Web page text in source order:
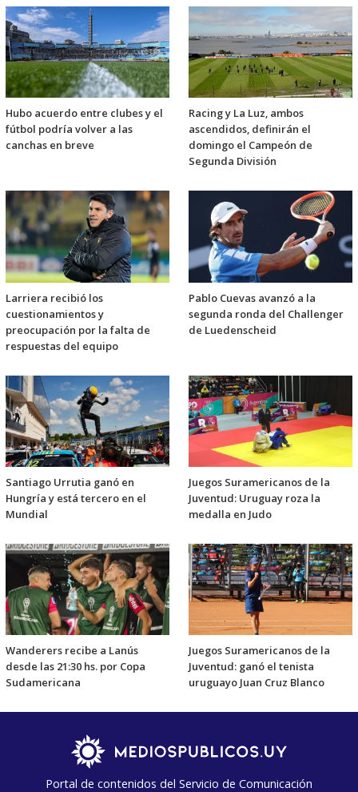
Hubo acuerdo entre clubes y el
fútbol podría volver a las
canchas en breve
Racing y La Luz, ambos
ascendidos, definirán el
domingo el Campeón de
Segunda División
Larriera recibió los
cuestionamientos y
preocupación por la falta de
respuestas del equipo
Pablo Cuevas avanzó a la
segunda ronda del Challenger
de Luedenscheid
Santiago Urrutia ganó en
Hungría y está tercero en el
Mundial
Juegos Suramericanos de la
Juventud: Uruguay roza la
medalla en Judo
Wanderers recibe a Lanús
desde las 21:30 hs. por Copa
Sudamericana
Juegos Suramericanos de la
Juventud: ganó el tenista
uruguayo Juan Cruz Blanco
Portal de contenidos del Servicio de Comunicación